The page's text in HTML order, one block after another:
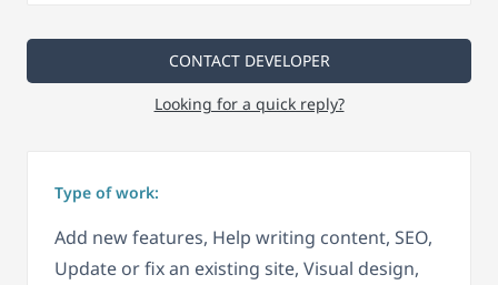
CONTACT DEVELOPER
Looking for a quick reply?
Type of work:
Add new features, Help writing content, SEO,
Update or fix an existing site, Visual design,